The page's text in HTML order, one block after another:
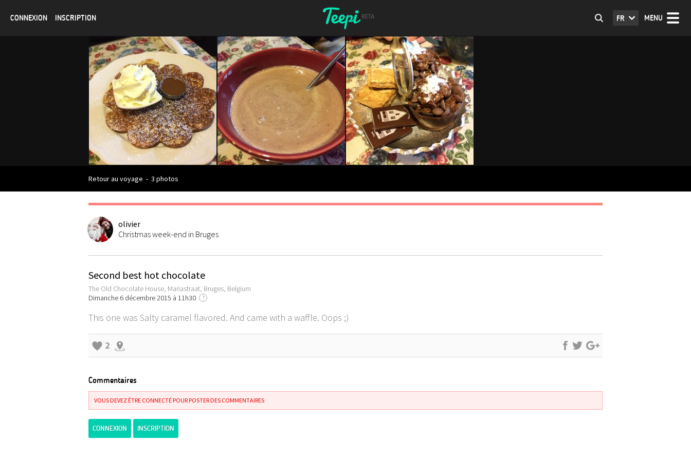
CONNEXION INSCRIPTION MENU
FR
Retour au voyage - 3 photos
olivier
Christmas week-end in Bruges
Second best hot chocolate
The Old Chocolate House, Mariastraat, Bruges, Belgium
Dimanche 6 décembre 2015 à 11h30
?
This one was Salty caramel flavored. And came with a waffle. Oops ;)
2
Commentaires
VOUS DEVEZ ÊTRE CONNECTÉ POUR POSTER DES COMMENTAIRES
CONNEXION INSCRIPTION